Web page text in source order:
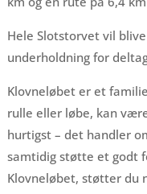
Hele Slotstorvet vil
underholdning for
Klovneløbet er et
rulle eller løbe, kan
hurtigst – det handler
samtidig støtte et godt
Klovneløbet, støtter du